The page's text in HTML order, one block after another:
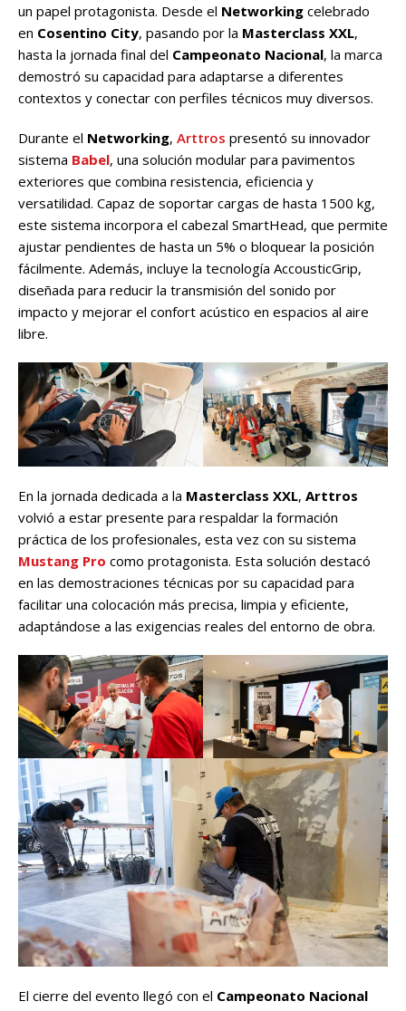
un papel protagonista. Desde el Networking celebrado
en Cosentino City, pasando por la Masterclass XXL,
hasta la jornada final del Campeonato Nacional, la marca
demostró su capacidad para adaptarse a diferentes
contextos y conectar con perfiles técnicos muy diversos.
Durante el Networking, Arttros presentó su innovador
sistema Babel, una solución modular para pavimentos
exteriores que combina resistencia, eficiencia y
versatilidad. Capaz de soportar cargas de hasta 1500 kg,
este sistema incorpora el cabezal SmartHead, que permite
ajustar pendientes de hasta un 5% o bloquear la posición
fácilmente. Además, incluye la tecnología AccousticGrip,
diseñada para reducir la transmisión del sonido por
impacto y mejorar el confort acústico en espacios al aire
libre.
En la jornada dedicada a la Masterclass XXL, Arttros
volvió a estar presente para respaldar la formación
práctica de los profesionales, esta vez con su sistema
Mustang Pro como protagonista. Esta solución destacó
en las demostraciones técnicas por su capacidad para
facilitar una colocación más precisa, limpia y eficiente,
adaptándose a las exigencias reales del entorno de obra.
El cierre del evento llegó con el Campeonato Nacional